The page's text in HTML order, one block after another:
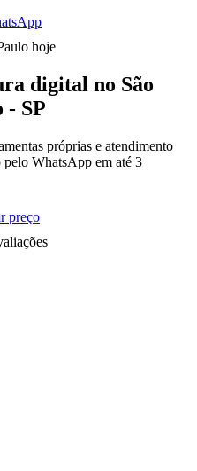
hoje
digital no São
- SP
próprias e atendimento
WhatsApp em até 3
preço